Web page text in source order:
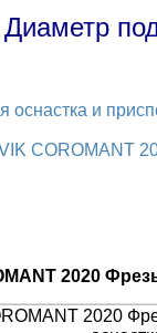
Диаметр
оснастка и
COROMANT
2020